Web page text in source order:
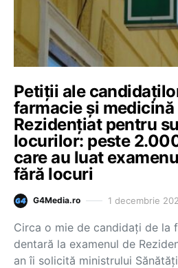
Petiții ale
farmacie și medicină
Rezidențiat pentru
locurilor: peste
care au luat
fără locuri
G4Media.ro 1 decembrie
Circa o mie de candidați de la
dentară la examenul de
an îi solicită ministrului